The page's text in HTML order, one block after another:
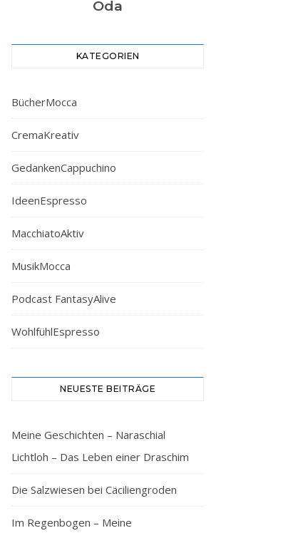
Oda
KATEGORIEN
BücherMocca
CremaKreativ
GedankenCappuchino
IdeenEspresso
MacchiatoAktiv
MusikMocca
Podcast FantasyAlive
WohlfühlEspresso
NEUESTE BEITRÄGE
Meine Geschichten – Naraschial
Lichtloh – Das Leben einer Draschim
Die Salzwiesen bei Cäciliengroden
Im Regenbogen – Meine